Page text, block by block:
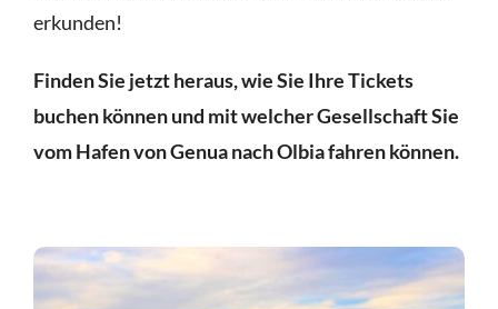
erkunden!
Finden Sie jetzt heraus, wie Sie Ihre Tickets
buchen können und mit welcher Gesellschaft Sie
vom Hafen von Genua nach Olbia fahren können.